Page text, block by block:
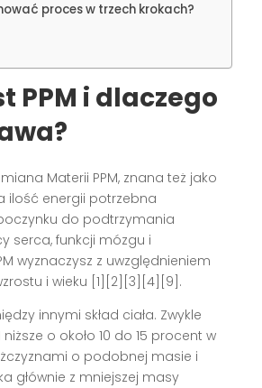
proces w trzech krokach?
PPM i dlaczego
Materii PPM, znana też jako
ilość energii potrzebna
do podtrzymania
serca, funkcji mózgu i
wyznaczysz z uwzględnieniem
i wieku [1][2][3][4][9].
innymi skład ciała. Zwykle
o około 10 do 15 procent w
o podobnej masie i
głównie z mniejszej masy